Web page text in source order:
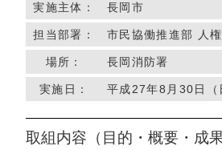
実施主体： 長岡市
担当部署： 市民協働推進部 人
場所： 長岡消防署
実施日： 平成27年8月30日（
取組内容（目的・概要・成果